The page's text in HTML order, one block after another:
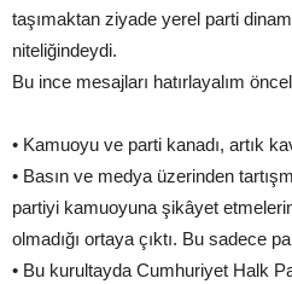
taşımaktan ziyade yerel parti
niteliğindeydi.
Bu ince mesajları hatırlayalım
• Kamuoyu ve parti kanadı, artık
• Basın ve medya üzerinden
partiyi kamuoyuna şikâyet
olmadığı ortaya çıktı. Bu sadece
• Bu kurultayda Cumhuriyet Halk